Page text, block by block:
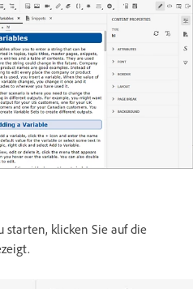
starten, klicken Sie auf die